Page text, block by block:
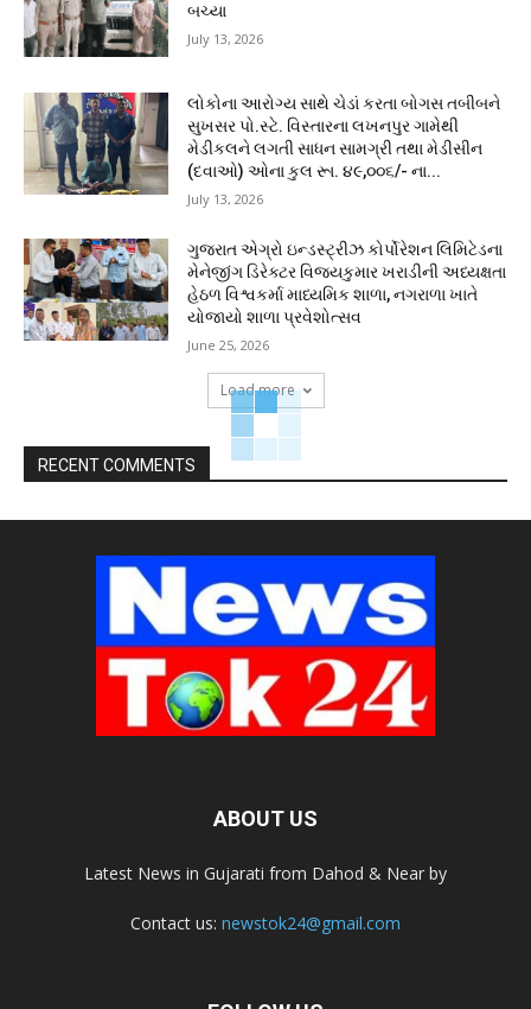
બચ્યા
July 13, 2026
લોકોના આરોગ્ય સાથે ચેડાં કરતા બોગસ તબીબને
સુખસર પો.સ્ટે. વિસ્તારના લખનપુર ગામેથી
મેડીકલને લગતી સાધન સામગ્રી તથા મેડીસીન
(દવાઓ) ઓના કુલ રૂા. ૪૯,૦૦૬/- ના...
July 13, 2026
ગુજરાત એગ્રો ઇન્ડસ્ટ્રીઝ કોર્પોરેશન લિમિટેડના
મેનેજીંગ ડિરેક્ટર વિજયકુમાર ખરાડીની અધ્યક્ષતા
હેઠળ વિશ્વકર્મા માધ્યમિક શાળા, નગરાળા ખાતે
યોજાયો શાળા પ્રવેશોત્સવ
June 25, 2026
Load more
RECENT COMMENTS
ABOUT US
Latest News in Gujarati from Dahod & Near by
Contact us: newstok24@gmail.com